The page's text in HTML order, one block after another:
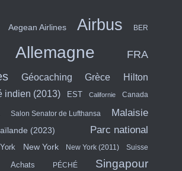
Aegean Airlines Airbus BER
Allemagne FRA
Géocaching Grèce Hilton
indien (2013) EST Californie Canada
Salon Senator de Lufthansa Malaisie
(2023) Parc national
New York New York (2011) Suisse
Achats PÉCHÉ
Singapour